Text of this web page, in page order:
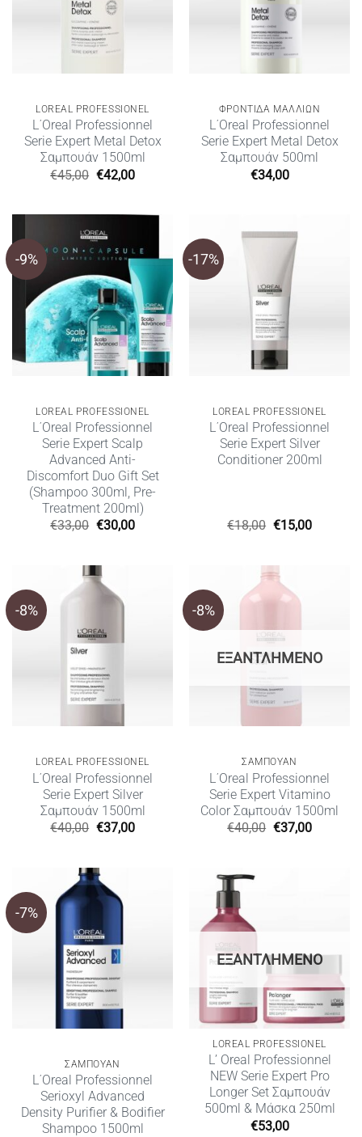
LOREAL PROFESSIONEL
L΄Oreal Professionnel
Serie Expert Metal Detox
Σαμπουάν 1500ml
€45,00 Original
price
€42,00Η
ΦΡΟΝΤΙΔΑ ΜΑΛΛΙΩΝ
L΄Oreal Professionnel
Serie Expert Metal Detox
Σαμπουάν 500ml
€34,00
-9%
LOREAL PROFESSIONEL
L΄Oreal Professionnel
Serie Expert Scalp
Advanced Anti-
Discomfort Duo Gift Set
(Shampoo 300ml, Pre-
Treatment 200ml)
€33,00 Original
€30,00Η
-17%
LOREAL PROFESSIONEL
L΄Oreal Professionnel
Serie Expert Silver
Conditioner 200ml
€18,00 Original
€15,00Η
-8%
LOREAL PROFESSIONEL
L΄Oreal Professionnel
Serie Expert Silver
Σαμπουάν 1500ml
€40,00 Original
price
€37,00Η
-8%
ΕΞΑΝΤΛΗΜΈΝΟ
ΣΑΜΠΟΥΑΝ
L΄Oreal Professionnel
Serie Expert Vitamino
Color Σαμπουάν 1500ml
€40,00 Original
price
€37,00Η
-7%
ΣΑΜΠΟΥΑΝ
L΄Oreal Professionnel
Serioxyl Advanced
Density Purifier & Bodifier
Shampoo 1500ml
ΕΞΑΝΤΛΗΜΈΝΟ
LOREAL PROFESSIONEL
L’ Oreal Professionnel
NEW Serie Expert Pro
Longer Set Σαμπουάν
500ml & Μάσκα 250ml
€53,00